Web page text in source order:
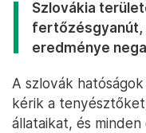
Szlovákia
fertőzésgyanút,
eredménye
A szlovák
kérik a
állataikat, és